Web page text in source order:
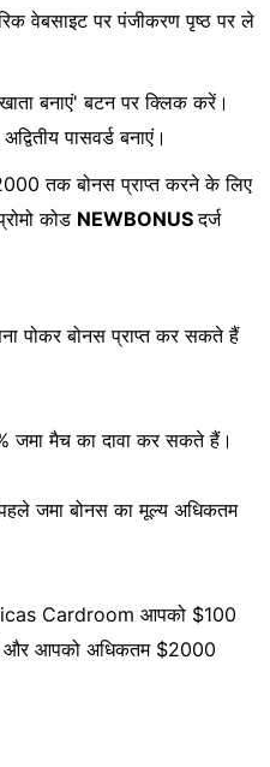
वेबसाइट पर पंजीकरण पृष्ठ पर ले
बनाएं' बटन पर क्लिक करें।
पासवर्ड बनाएं।
तक बोनस प्राप्त करने के लिए
कोड NEWBONUSदर्ज
पोकर बोनस प्राप्त कर सकते हैं
मैच का दावा कर सकते हैं।
जमा बोनस का मूल्य अधिकतम
Cardroom आपको $100
और आपको अधिकतम $2000